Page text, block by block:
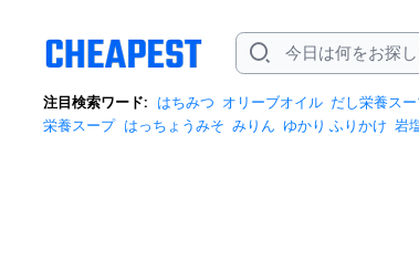
注目検索ワード: はちみつ オリーブオイル だし栄養ス
栄養スープ はっちょうみそ みりん ゆかり ふりかけ 岩